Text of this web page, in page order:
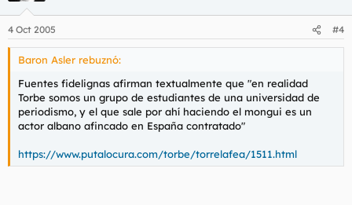
4 Oct 2005 #4
Baron Asler rebuznó:
Fuentes fidelignas afirman textualmente que "en realidad
Torbe somos un grupo de estudiantes de una universidad de
periodismo, y el que sale por ahí haciendo el mongui es un
actor albano afincado en España contratado"
https://www.putalocura.com/torbe/torrelafea/1511.html